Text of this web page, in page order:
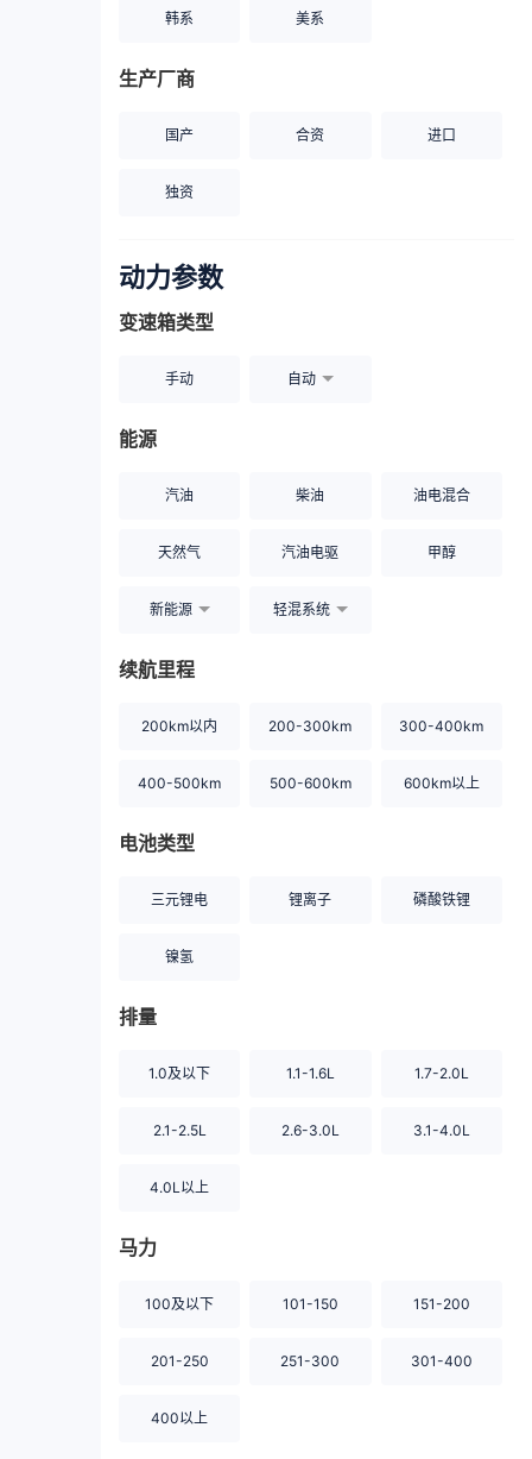
韩系 美系
生产厂商
国产 合资 进口
独资
动力参数
变速箱类型
手动 自动
能源
汽油 柴油 油电混合
天然气 汽油电驱 甲醇
新能源 轻混系统
续航里程
200km以内 200-300km 300-400km
400-500km 500-600km 600km以上
电池类型
三元锂电 锂离子 磷酸铁锂
镍氢
排量
1.0及以下 1.1-1.6L 1.7-2.0L
2.1-2.5L 2.6-3.0L 3.1-4.0L
4.0L以上
马力
100及以下 101-150 151-200
201-250 251-300 301-400
400以上